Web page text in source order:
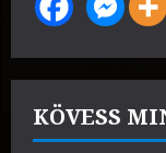
KÖVESS